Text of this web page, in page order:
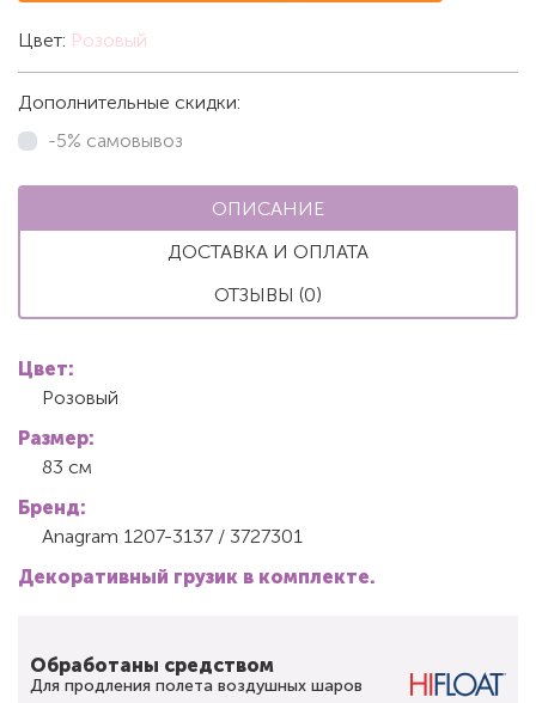
Цвет: Розовый
Дополнительные скидки:
-5% самовывоз
ОПИСАНИЕ
ДОСТАВКА И ОПЛАТА
ОТЗЫВЫ (0)
Цвет:
Розовый
Размер:
83 см
Бренд:
Anagram 1207-3137 / 3727301
Декоративный грузик в комплекте.
Обработаны средством
Для продления полета воздушных шаров